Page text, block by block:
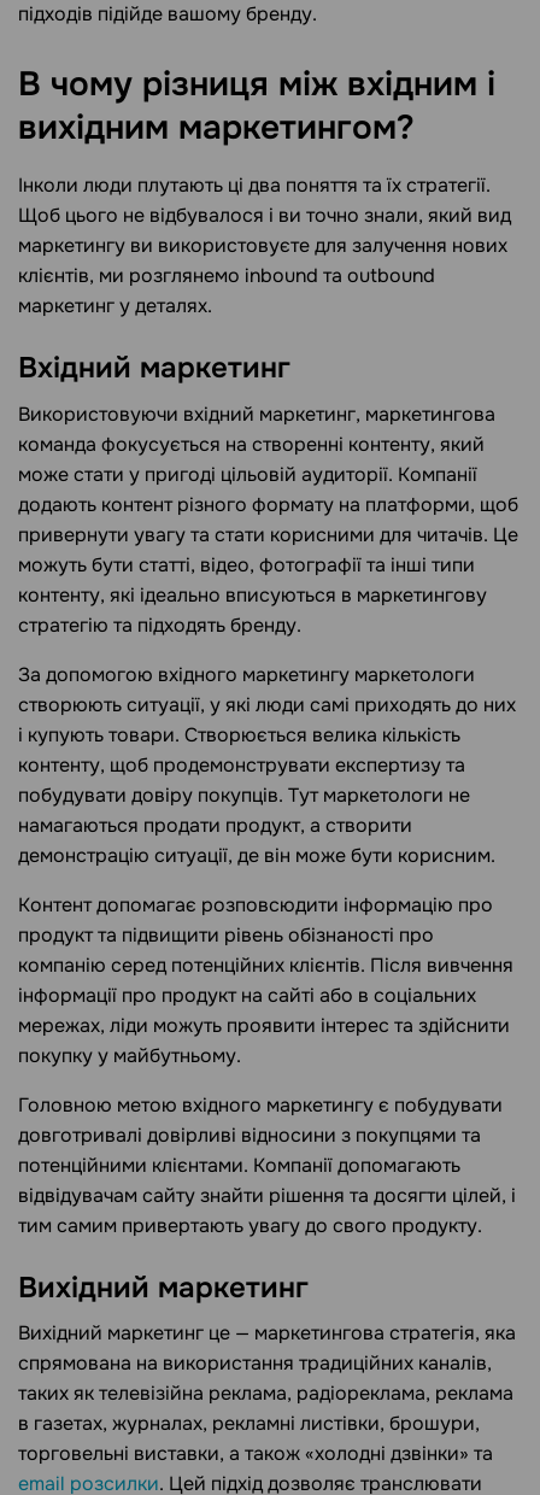
підходів підійде вашому бренду.
В чому різниця між вхідним і
вихідним маркетингом?
Інколи люди плутають ці два поняття та їх стратегії.
Щоб цього не відбувалося і ви точно знали, який вид
маркетингу ви використовуєте для залучення нових
клієнтів, ми розглянемо inbound та outbound
маркетинг у деталях.
Вхідний маркетинг
Використовуючи вхідний маркетинг, маркетингова
команда фокусується на створенні контенту, який
може стати у пригоді цільовій аудиторії. Компанії
додають контент різного формату на платформи, щоб
привернути увагу та стати корисними для читачів. Це
можуть бути статті, відео, фотографії та інші типи
контенту, які ідеально вписуються в маркетингову
стратегію та підходять бренду.
За допомогою вхідного маркетингу маркетологи
створюють ситуації, у які люди самі приходять до них
і купують товари. Створюється велика кількість
контенту, щоб продемонструвати експертизу та
побудувати довіру покупців. Тут маркетологи не
намагаються продати продукт, а створити
демонстрацію ситуації, де він може бути корисним.
Контент допомагає розповсюдити інформацію про
продукт та підвищити рівень обізнаності про
компанію серед потенційних клієнтів. Після вивчення
інформації про продукт на сайті або в соціальних
мережах, ліди можуть проявити інтерес та здійснити
покупку у майбутньому.
Головною метою вхідного маркетингу є побудувати
довготривалі довірливі відносини з покупцями та
потенційними клієнтами. Компанії допомагають
відвідувачам сайту знайти рішення та досягти цілей, і
тим самим привертають увагу до свого продукту.
Вихідний маркетинг
Вихідний маркетинг це — маркетингова стратегія, яка
спрямована на використання традиційних каналів,
таких як телевізійна реклама, радіореклама, реклама
в газетах, журналах, рекламні листівки, брошури,
торговельні виставки, а також «холодні дзвінки» та
email розсилки. Цей підхід дозволяє транслювати